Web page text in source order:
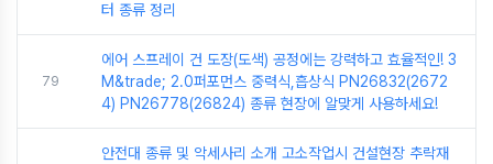
터 종류 정리
79
에어 스프레이 건 도장(도색) 공정에는 강력하고 효율적인! 3
M&trade; 2.0퍼포먼스 중력식,흡상식 PN26832(2672
4) PN26778(26824) 종류 현장에 알맞게 사용하세요!
안전대 종류 및 악세사리 소개 고소작업시 건설현장 추락재